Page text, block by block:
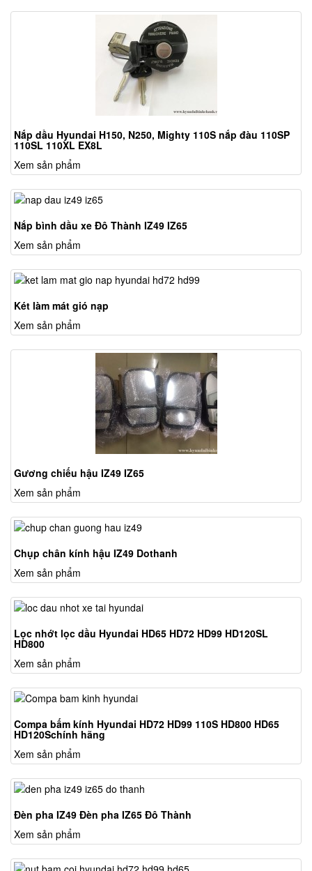
Nắp dầu Hyundai H150, N250, Mighty 110S nắp đàu 110SP
110SL 110XL EX8L
Xem sản phẩm
Nắp bình dầu xe Đô Thành IZ49 IZ65
Xem sản phẩm
Két làm mát gió nạp
Xem sản phẩm
Gương chiếu hậu IZ49 IZ65
Xem sản phẩm
Chụp chân kính hậu IZ49 Dothanh
Xem sản phẩm
Lọc nhớt lọc dầu Hyundai HD65 HD72 HD99 HD120SL
HD800
Xem sản phẩm
Compa bấm kính Hyundai HD72 HD99 110S HD800 HD65
HD120Schính hãng
Xem sản phẩm
Đèn pha IZ49 Đèn pha IZ65 Đô Thành
Xem sản phẩm